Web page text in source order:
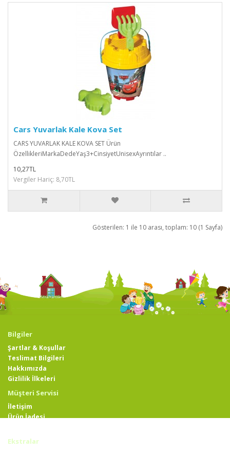
Cars Yuvarlak Kale Kova Set
CARS YUVARLAK KALE KOVA SET Ürün
ÖzellikleriMarkaDedeYaş3+CinsiyetUnisexAyrıntılar ..
10,27TL
Vergiler Hariç: 8,70TL
Gösterilen: 1 ile 10 arası, toplam: 10 (1 Sayfa)
Bilgiler
Şartlar & Koşullar
Teslimat Bilgileri
Hakkımızda
Gizlilik İlkeleri
Müşteri Servisi
İletişim
Ürün İadesi
Ekstralar